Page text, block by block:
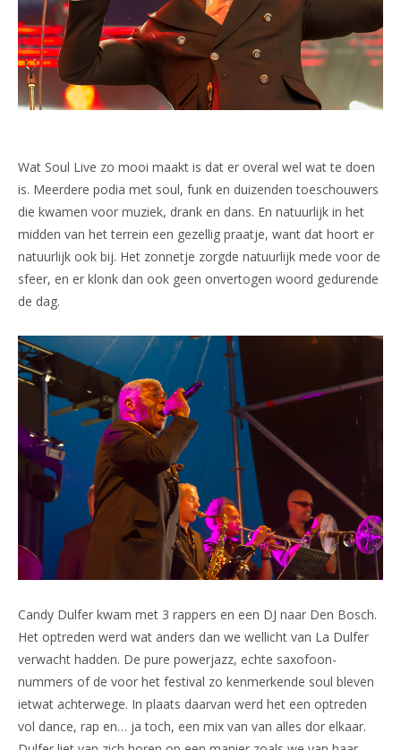
Wat Soul Live zo mooi maakt is dat er overal wel wat te doen
is. Meerdere podia met soul, funk en duizenden toeschouwers
die kwamen voor muziek, drank en dans. En natuurlijk in het
midden van het terrein een gezellig praatje, want dat hoort er
natuurlijk ook bij. Het zonnetje zorgde natuurlijk mede voor de
sfeer, en er klonk dan ook geen onvertogen woord gedurende
de dag.
Candy Dulfer kwam met 3 rappers en een DJ naar Den Bosch.
Het optreden werd wat anders dan we wellicht van La Dulfer
verwacht hadden. De pure powerjazz, echte saxofoon-
nummers of de voor het festival zo kenmerkende soul bleven
ietwat achterwege. In plaats daarvan werd het een optreden
vol dance, rap en… ja toch, een mix van van alles dor elkaar.